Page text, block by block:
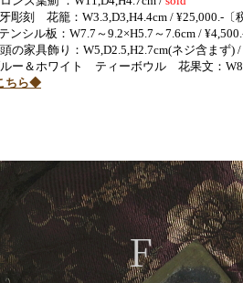
彫刻 花籠：W3.3,D3,H4.4cm / ¥25,000.-
シル板：W7.7～9.2×H5.7～7.6cm /
の家具飾り：W5,D2.5,H2.7cm(ネジ含まず) /
ー＆ホワイト ティーボウル 花果文：
ちら◆